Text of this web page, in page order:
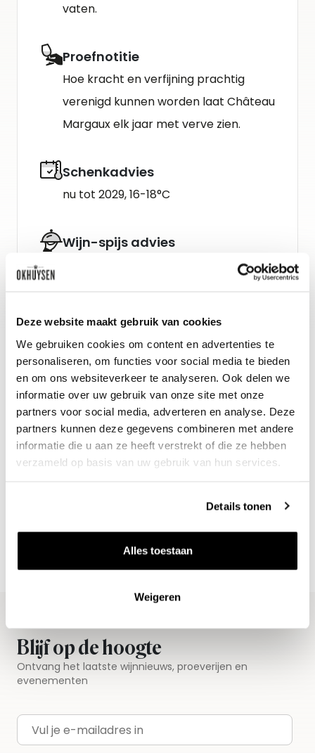
Deze website maakt gebruik van cookies
We gebruiken cookies om content en advertenties te
personaliseren, om functies voor social media te bieden
en om ons websiteverkeer te analyseren. Ook delen we
informatie over uw gebruik van onze site met onze
partners voor social media, adverteren en analyse. Deze
partners kunnen deze gegevens combineren met andere
informatie die u aan ze heeft verstrekt of die ze hebben
verzameld op basis van uw gebruik van hun services.
Details tonen
Alles toestaan
Weigeren
vaten.
Proefnotitie
Hoe kracht en verfijning prachtig
verenigd kunnen worden laat Château
Margaux elk jaar met verve zien.
Schenkadvies
nu tot 2029, 16-18°C
Wijn-spijs advies
In roomboter gebraden côte de
Nieuws & inspiratie in Vineé Vineuse
Vandaag voor 12.00 uur besteld, morgen in huis
Gratis thuisbezorgd vanaf €115,00
Iedere wijn per fles te bestellen
Blijf op de hoogte
Ontvang het laatste wijnnieuws, proeverijen en
evenementen
E-mailadres